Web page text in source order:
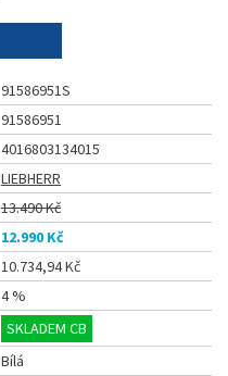
91586951S
91586951
4016803134015
LIEBHERR
13.490 Kč
12.990 Kč
10.734,94 Kč
4 %
SKLADEM CB
Bílá